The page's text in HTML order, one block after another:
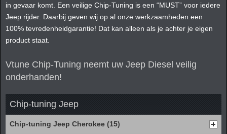
in gevaar komt. Een veilige Chip-Tuning is een “MUST” voor iedere
Jeep rijder. Daarbij geven wij op al onze werkzaamheden een
100% tevredenheidgarantie! Dat kan alleen als je achter je eigen
product staat.
Vtune Chip-Tuning neemt uw Jeep Diesel veilig
onderhanden!
Chip-tuning Jeep
Chip-tuning Jeep Cherokee (15)